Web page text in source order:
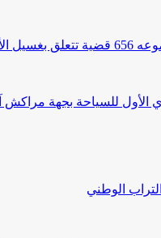
الأول للسياحة بجهة
الوطني